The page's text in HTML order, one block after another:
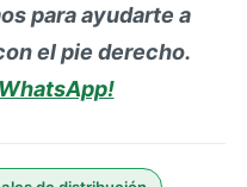
para ayudarte a
el pie derecho.